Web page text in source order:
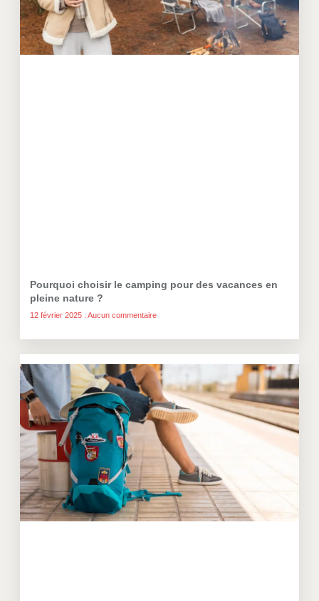
Pourquoi choisir le camping pour des vacances en
pleine nature ?
12 février 2025 Aucun commentaire